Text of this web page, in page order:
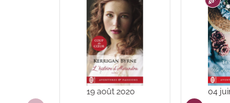
19 août 2020
04